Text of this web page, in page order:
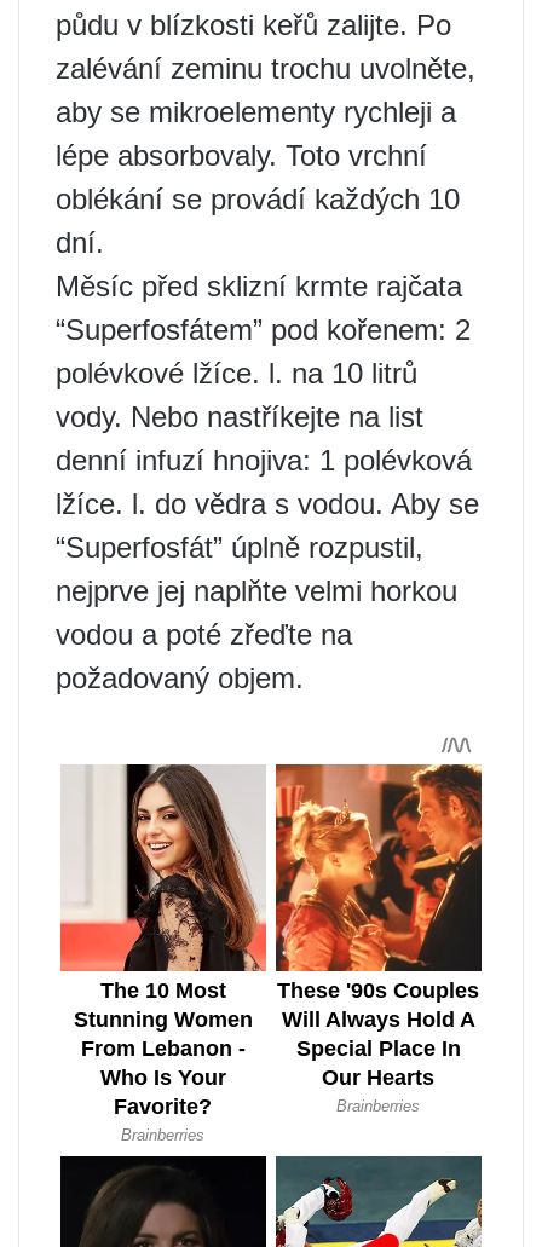
půdu v ​​blízkosti keřů zalijte. Po
zalévání zeminu trochu uvolněte,
aby se mikroelementy rychleji a
lépe absorbovaly. Toto vrchní
oblékání se provádí každých 10
dní.
Měsíc před sklizní krmte rajčata
“Superfosfátem” pod kořenem: 2
polévkové lžíce. l. na 10 litrů
vody. Nebo nastříkejte na list
denní infuzí hnojiva: 1 polévková
lžíce. l. do vědra s vodou. Aby se
“Superfosfát” úplně rozpustil,
nejprve jej naplňte velmi horkou
vodou a poté zřeďte na
požadovaný objem.